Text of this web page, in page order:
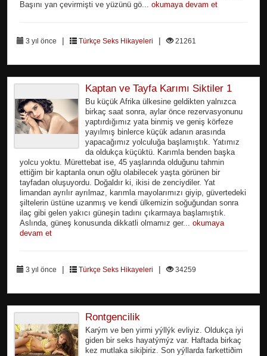
Başını yan çevirmişti ve yüzünü gö... okumaya devam et
3 yıl önce | Türkçe Seks Hikayeleri | 21261
Kaptan ve Tayfa Karımı Siktiler 1
Bu küçük Afrika ülkesine geldikten yalnızca
birkaç saat sonra, aylar önce rezervasyonunu
yaptırdığımız yata binmiş ve geniş körfeze
yayılmış binlerce küçük adanın arasında
yapacağımız yolculuğa başlamıştık. Yatımız
da oldukça küçüktü. Karımla benden başka
yolcu yoktu. Mürettebat ise, 45 yaşlarında olduğunu tahmin
ettiğim bir kaptanla onun oğlu olabilecek yaşta görünen bir
tayfadan oluşuyordu. Doğaldır ki, ikisi de zenciydiler. Yat
limandan ayrılır ayrılmaz, karımla mayolarımızı giyip, güvertedeki
şiltelerin üstüne uzanmış ve kendi ülkemizin soğuğundan sonra
ilaç gibi gelen yakıcı güneşin tadını çıkarmaya başlamıştık.
Aslında, güneş konusunda dikkatli olmamız ger... okumaya
devam et
3 yıl önce | Türkçe Seks Hikayeleri | 34259
Rontgencilik
Karým ve ben yirmi yýllýk evliyiz. Oldukça iyi
giden bir seks hayatýmýz var. Haftada birkaç
kez mutlaka sikiþiriz. Son yýllarda farkettiðim